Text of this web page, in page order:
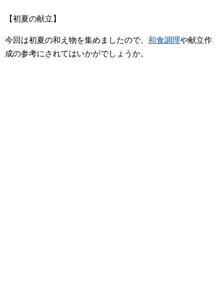
【初夏の献立】
今回は初夏の和え物を集めましたので、 和食調理や献立作
成の参考にされてはいかがでしょうか。